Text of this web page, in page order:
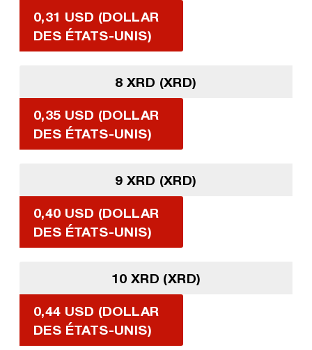
0,31 USD (DOLLAR
DES ÉTATS-UNIS)
8 XRD (XRD)
0,35 USD (DOLLAR
DES ÉTATS-UNIS)
9 XRD (XRD)
0,40 USD (DOLLAR
DES ÉTATS-UNIS)
10 XRD (XRD)
0,44 USD (DOLLAR
DES ÉTATS-UNIS)